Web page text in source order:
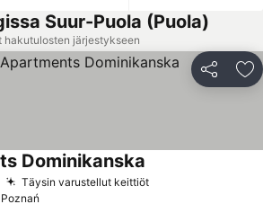
Suur-Puola (Puola)
järjestykseen
Jaa
Täysin varustellut keittiöt
Dominikanska
Poznań